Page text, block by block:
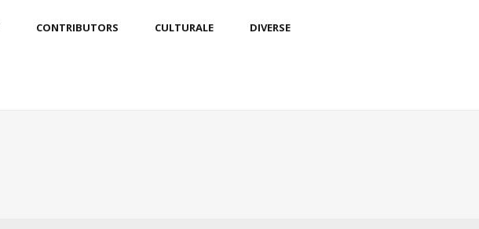
CONTRIBUTORS CULTURALE DIVERSE